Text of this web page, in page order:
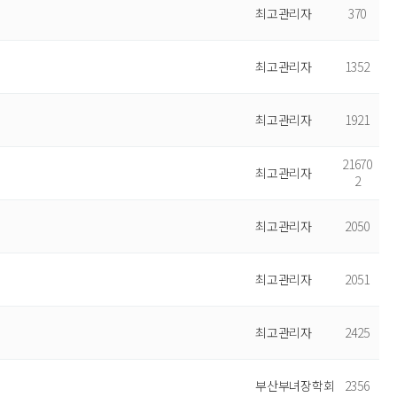
최고관리자 370
최고관리자 1352
최고관리자 1921
최고관리자
21670
2
최고관리자 2050
최고관리자 2051
최고관리자 2425
부산부녀장학회 2356